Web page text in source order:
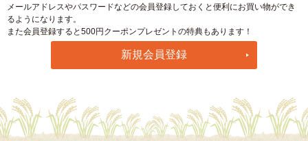
メールアドレスやパスワードなどの会員登録しておくと便利にお買い物ができ
るようになります。
また会員登録すると500円クーポンプレゼントの特典もあります！